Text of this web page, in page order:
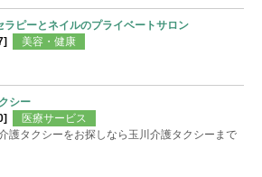
ラピーとネイルのプライベートサロン
美容・健康
シー
医療サービス
護タクシーをお探しなら玉川介護タクシーまで